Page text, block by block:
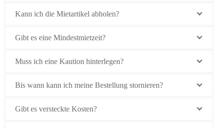
Kann ich die Mietartikel abholen?
Gibt es eine Mindestmietzeit?
Muss ich eine Kaution hinterlegen?
Bis wann kann ich meine Bestellung stornieren?
Gibt es versteckte Kosten?